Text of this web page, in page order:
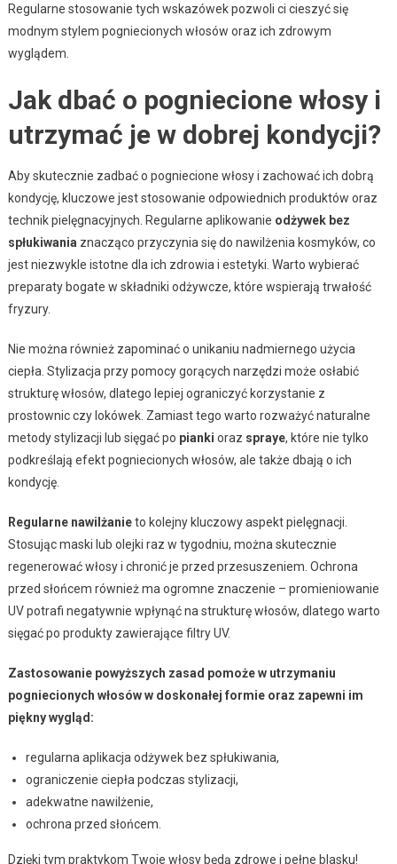
Regularne stosowanie tych wskazówek pozwoli ci cieszyć się
modnym stylem pogniecionych włosów oraz ich zdrowym
wyglądem.
Jak dbać o pogniecione włosy i
utrzymać je w dobrej kondycji?
Aby skutecznie zadbać o pogniecione włosy i zachować ich dobrą
kondycję, kluczowe jest stosowanie odpowiednich produktów oraz
technik pielęgnacyjnych. Regularne aplikowanie odżywek bez
spłukiwania znacząco przyczynia się do nawilżenia kosmyków, co
jest niezwykle istotne dla ich zdrowia i estetyki. Warto wybierać
preparaty bogate w składniki odżywcze, które wspierają trwałość
fryzury.
Nie można również zapominać o unikaniu nadmiernego użycia
ciepła. Stylizacja przy pomocy gorących narzędzi może osłabić
strukturę włosów, dlatego lepiej ograniczyć korzystanie z
prostownic czy lokówek. Zamiast tego warto rozważyć naturalne
metody stylizacji lub sięgać po pianki oraz spraye, które nie tylko
podkreślają efekt pogniecionych włosów, ale także dbają o ich
kondycję.
Regularne nawilżanieto kolejny kluczowy aspekt pielęgnacji.
Stosując maski lub olejki raz w tygodniu, można skutecznie
regenerować włosy i chronić je przed przesuszeniem. Ochrona
przed słońcem również ma ogromne znaczenie – promieniowanie
UV potrafi negatywnie wpłynąć na strukturę włosów, dlatego warto
sięgać po produkty zawierające filtry UV.
Zastosowanie powyższych zasad pomoże w utrzymaniu
pogniecionych włosów w doskonałej formie oraz zapewni im
piękny wygląd:
regularna aplikacja odżywek bez spłukiwania,
ograniczenie ciepła podczas stylizacji,
adekwatne nawilżenie,
ochrona przed słońcem.
Dzięki tym praktykom Twoje włosy będą zdrowe i pełne blasku!